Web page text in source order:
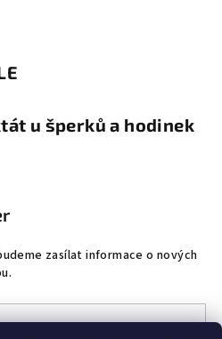
u šperků a hodinek
zasílat informace o nových